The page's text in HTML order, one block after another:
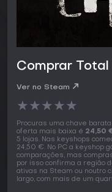
Comprar Total
Ver no Steam
★★★★★
Procuras uma chave
oferta mais baixa é 24,50
5 lojas. Nas keyshops
24,50 €. No PC a keyshop
comparações, mas
por isso confirma a região
ativas na Steam ou noutro
largo, com mais de um